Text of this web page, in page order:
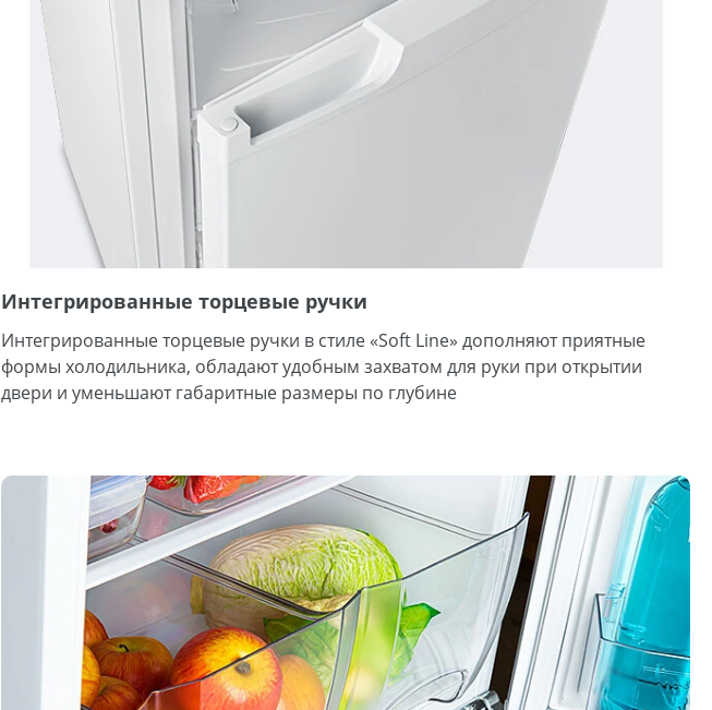
Интегрированные торцевые ручки
Интегрированные торцевые ручки в стиле «Soft Line» дополняют приятные
формы холодильника, обладают удобным захватом для руки при открытии
двери и уменьшают габаритные размеры по глубине